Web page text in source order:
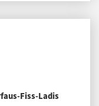
Fiss-Ladis